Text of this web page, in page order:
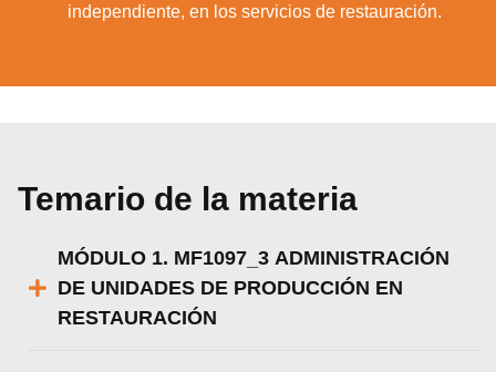
independiente, en los servicios de restauración.
Temario de la materia
MÓDULO 1. MF1097_3 ADMINISTRACIÓN
DE UNIDADES DE PRODUCCIÓN EN
RESTAURACIÓN